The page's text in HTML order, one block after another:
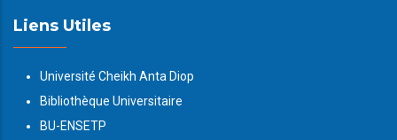
Liens Utiles
Université Cheikh Anta Diop
Bibliothèque Universitaire
BU-ENSETP